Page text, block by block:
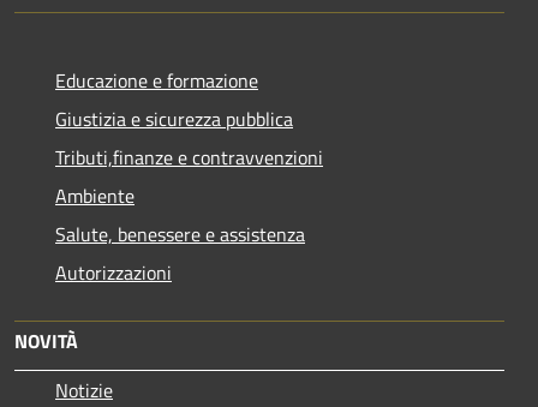
Educazione e formazione
Giustizia e sicurezza pubblica
Tributi,finanze e contravvenzioni
Ambiente
Salute, benessere e assistenza
Autorizzazioni
NOVITÀ
Notizie